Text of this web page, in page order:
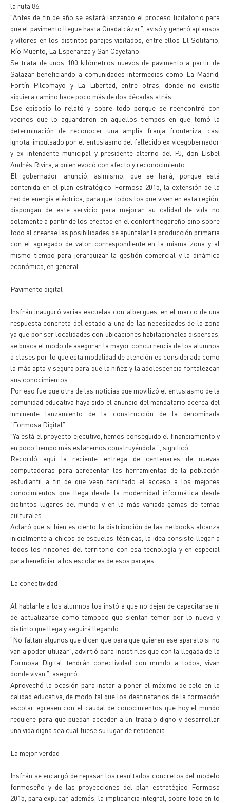
la ruta 86.
"Antes de fin de año se estará lanzando el proceso licitatorio para
que el pavimento llegue hasta Guadalcázar", avisó y generó aplausos
y vítores en los distintos parajes visitados, entre ellos El Solitario,
Río Muerto, La Esperanza y San Cayetano.
Se trata de unos 100 kilómetros nuevos de pavimento a partir de
Salazar beneficiando a comunidades intermedias como La Madrid,
Fortín Pilcomayo y La Libertad, entre otras, donde no existía
siquiera camino hace poco más de dos décadas atrás.
Ese episodio lo relató y sobre todo porque se reencontró con
vecinos que lo aguardaron en aquellos tiempos en que tomó la
determinación de reconocer una amplia franja fronteriza, casi
ignota, impulsado por el entusiasmo del fallecido ex vicegobernador
y ex intendente municipal y presidente alterno del PJ, don Lisbel
Andrés Rivira, a quien evocó con afecto y reconocimiento.
El gobernador anunció, asimismo, que se hará, porque está
contenida en el plan estratégico Formosa 2015, la extensión de la
red de energía eléctrica, para que todos los que viven en esta región,
dispongan de este servicio para mejorar su calidad de vida no
solamente a partir de los efectos en el confort hogareño sino sobre
todo al crearse las posibilidades de apuntalar la producción primaria
con el agregado de valor correspondiente en la misma zona y al
mismo tiempo para jerarquizar la gestión comercial y la dinámica
económica, en general.
Pavimento digital
Insfrán inauguró varias escuelas con albergues, en el marco de una
respuesta concreta del estado a una de las necesidades de la zona
ya que por ser localidades con ubicaciones habitacionales dispersas,
se busca el modo de asegurar la mayor concurrencia de los alumnos
a clases por lo que esta modalidad de atención es considerada como
la más apta y segura para que la niñez y la adolescencia fortalezcan
sus conocimientos.
Por eso fue que otra de las noticias que movilizó el entusiasmo de la
comunidad educativa haya sido el anuncio del mandatario acerca del
inminente lanzamiento de la construcción de la denominada
"Formosa Digital".
"Ya está el proyecto ejecutivo, hemos conseguido el financiamiento y
en poco tiempo más estaremos construyéndola ", significó.
Recordó aquí la reciente entrega de centenares de nuevas
computadoras para acrecentar las herramientas de la población
estudiantil a fin de que vean facilitado el acceso a los mejores
conocimientos que llega desde la modernidad informática desde
distintos lugares del mundo y en la más variada gamas de temas
culturales.
Aclaró que si bien es cierto la distribución de las netbooks alcanza
inicialmente a chicos de escuelas técnicas, la idea consiste llegar a
todos los rincones del territorio con esa tecnología y en especial
para beneficiar a los escolares de esos parajes
La conectividad
Al hablarle a los alumnos los instó a que no dejen de capacitarse ni
de actualizarse como tampoco que sientan temor por lo nuevo y
distinto que llega y seguirá llegando.
"No faltan algunos que dicen que para que quieren ese aparato si no
van a poder utilizar", advirtió para insistirles que con la llegada de la
Formosa Digital tendrán conectividad con mundo a todos, vivan
donde vivan ", aseguró.
Aprovechó la ocasión para instar a poner el máximo de celo en la
calidad educativa, de modo tal que los destinatarios de la formación
escolar egresen con el caudal de conocimientos que hoy el mundo
requiere para que puedan acceder a un trabajo digno y desarrollar
una vida digna sea cual fuese su lugar de residencia.
La mejor verdad
Insfrán se encargó de repasar los resultados concretos del modelo
formoseño y de las proyecciones del plan estratégico Formosa
2015, para explicar, además, la implicancia integral, sobre todo en lo